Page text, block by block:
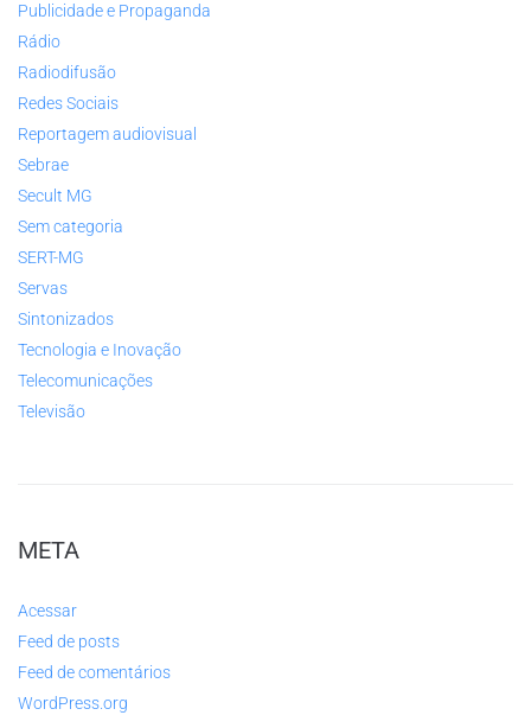
Publicidade e Propaganda
Rádio
Radiodifusão
Redes Sociais
Reportagem audiovisual
Sebrae
Secult MG
Sem categoria
SERT-MG
Servas
Sintonizados
Tecnologia e Inovação
Telecomunicações
Televisão
META
Acessar
Feed de posts
Feed de comentários
WordPress.org